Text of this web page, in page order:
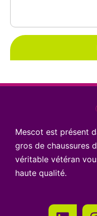
Mescot est présent
gros de chaussures
véritable vétéran
haute qualité.